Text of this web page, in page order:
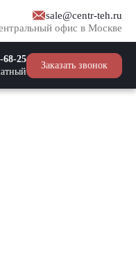
sale@centr-teh.ru
офис в Москве
68-25
Заказать звонок